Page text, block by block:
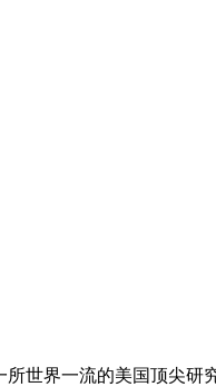
所世界一流的美国顶尖